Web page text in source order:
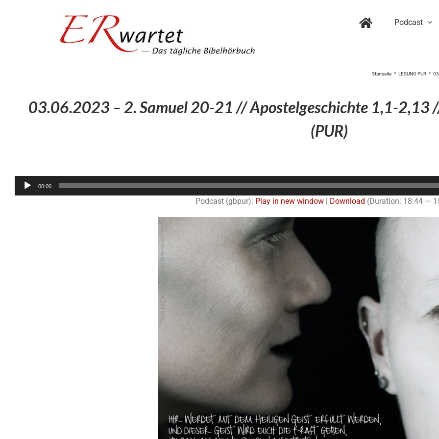
Podcast
Startseite LESUNG PUR
03.06.2023 – 2. Samuel 20-21 // Apostelgeschichte 1,1-2,13
(PUR)
Audio-
00:00
Podcast (gbpur): Play in new window | Download (Duration: 18:44 —